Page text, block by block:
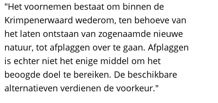
"Het voornemen bestaat om binnen de
Krimpenerwaard wederom, ten behoeve van
het laten ontstaan van zogenaamde nieuwe
natuur, tot afplaggen over te gaan. Afplaggen
is echter niet het enige middel om het
beoogde doel te bereiken. De beschikbare
alternatieven verdienen de voorkeur."